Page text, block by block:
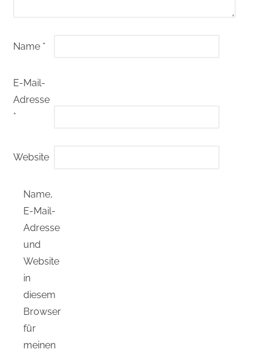
Name *
E-Mail-
Adresse
*
Website
Name,
E-Mail-
Adresse
und
Website
in
diesem
Browser
für
meinen